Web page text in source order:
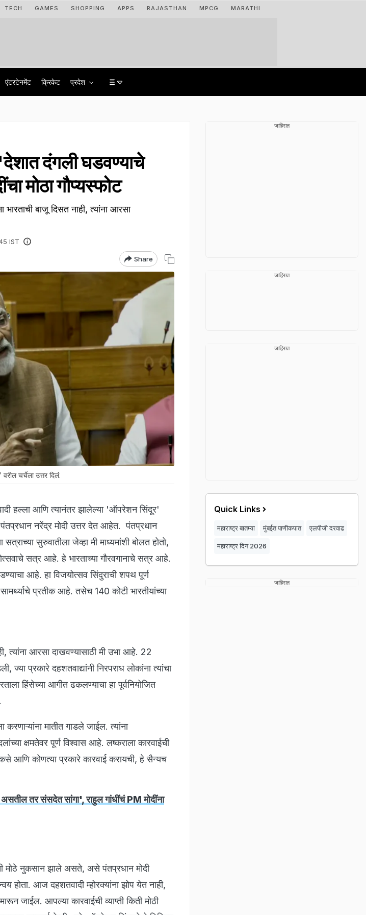
TECH GAMES SHOPPING APPS RAJASTHAN MPCG MARATHI
एंटरटेनमेंट क्रिकेट प्रदेश
दंगली घडवण्याचे
मोठा गौप्यस्फोट
बाजू दिसत नाही, त्यांना आरसा
IST
Share
चर्चेला उत्तर दिलं.
हल्ला आणि त्यानंतर झालेल्या 'ऑपरेशन सिंदूर'
पंतप्रधान नरेंद्र मोदी उत्तर देत आहेत. पंतप्रधान
सुरुवातीला जेव्हा मी माध्यमांशी बोलत होतो,
सत्र आहे. हे भारताच्या गौरवगानाचे सत्र आहे.
आहे. हा विजयोत्सव सिंदुराची शपथ पूर्ण
प्रतीक आहे. तसेच 140 कोटी भारतीयांच्या
त्यांना आरसा दाखवण्यासाठी मी उभा आहे. 22
प्रकारे दहशतवाद्यांनी निरपराध लोकांना त्यांचा
हिंसेच्या आगीत ढकलण्याचा हा पूर्वनियोजित
मातीत गाडले जाईल. त्यांना
क्षमतेवर पूर्ण विश्वास आहे. लष्कराला कारवाईची
आणि कोणत्या प्रकारे कारवाई करायची, हे सैन्यच
तर संसदेत सांगा', राहुल गांधींचं PM मोदींना
मोठे नुकसान झाले असते, असे पंतप्रधान मोदी
होता. आज दहशतवादी म्होरक्यांना झोप येत नाही,
जाईल. आपल्या कारवाईची व्याप्ती किती मोठी
जाहिरात
जाहिरात
जाहिरात
Quick Links
महाराष्ट्र बातम्या मुंबईत पाणीकपात एलपीजी दरवाढ
महाराष्ट्र दिन 2026
जाहिरात